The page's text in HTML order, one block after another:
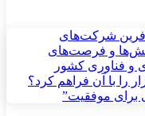
شرکت‌های
و فرصت‌های
و فناوری کشور
برای موفقیت”